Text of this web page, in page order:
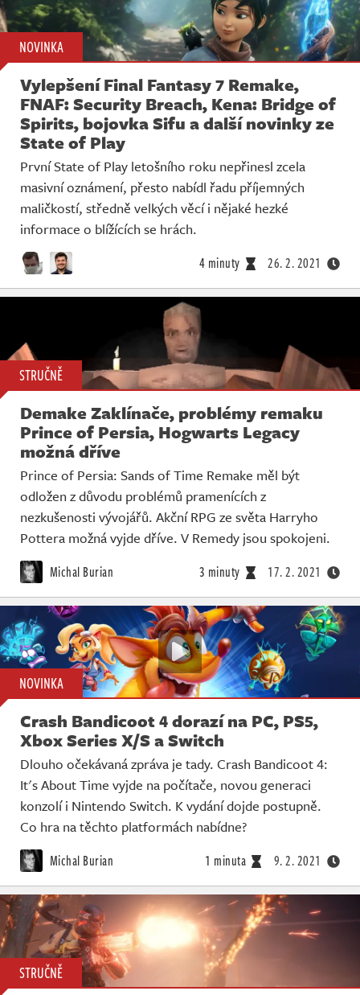
NOVINKA
Vylepšení Final Fantasy 7 Remake,
FNAF: Security Breach, Kena: Bridge of
Spirits, bojovka Sifu a další novinky ze
State of Play
První State of Play letošního roku nepřinesl zcela
masivní oznámení, přesto nabídl řadu příjemných
maličkostí, středně velkých věcí i nějaké hezké
informace o blížících se hrách.
4 minuty 26. 2. 2021
STRUČNĚ
Demake Zaklínače, problémy remaku
Prince of Persia, Hogwarts Legacy
možná dříve
Prince of Persia: Sands of Time Remake měl být
odložen z důvodu problémů pramenících z
nezkušenosti vývojářů. Akční RPG ze světa Harryho
Pottera možná vyjde dříve. V Remedy jsou spokojeni.
Michal Burian 3 minuty 17. 2. 2021
NOVINKA
Crash Bandicoot 4 dorazí na PC, PS5,
Xbox Series X/S a Switch
Dlouho očekávaná zpráva je tady. Crash Bandicoot 4:
It's About Time vyjde na počítače, novou generaci
konzolí i Nintendo Switch. K vydání dojde postupně.
Co hra na těchto platformách nabídne?
Michal Burian 1 minuta 9. 2. 2021
STRUČNĚ